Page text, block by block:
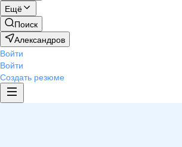
Ещё
Поиск
Александров
Войти
Войти
Создать резюме